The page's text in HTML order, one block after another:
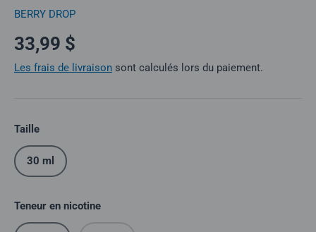
BERRY DROP
Prix normal
33,99 $
Les frais de livraison sont calculés lors du paiement.
Taille
30 ml
Teneur en nicotine